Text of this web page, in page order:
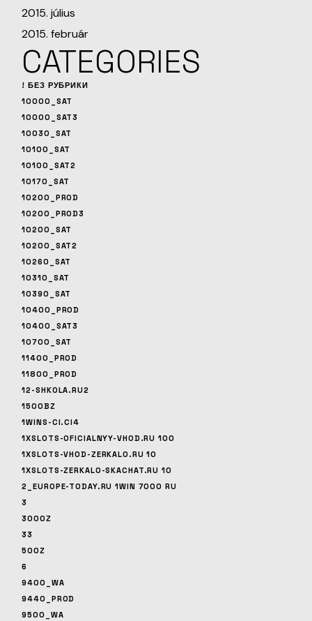
2015. július
2015. február
CATEGORIES
! БЕЗ РУБРИКИ
10000_SAT
10000_SAT3
10030_SAT
10100_SAT
10100_SAT2
10170_SAT
10200_PROD
10200_PROD3
10200_SAT
10200_SAT2
10260_SAT
10310_SAT
10390_SAT
10400_PROD
10400_SAT3
10700_SAT
11400_PROD
11800_PROD
12-SHKOLA.RU2
1500BZ
1WINS-CI.CI4
1XSLOTS-OFICIALNYY-VHOD.RU 100
1XSLOTS-VHOD-ZERKALO.RU 10
1XSLOTS-ZERKALO-SKACHAT.RU 10
2_EUROPE-TODAY.RU 1WIN 7000 RU
3
3000Z
33
500Z
6
9400_WA
9440_PROD
9500_WA